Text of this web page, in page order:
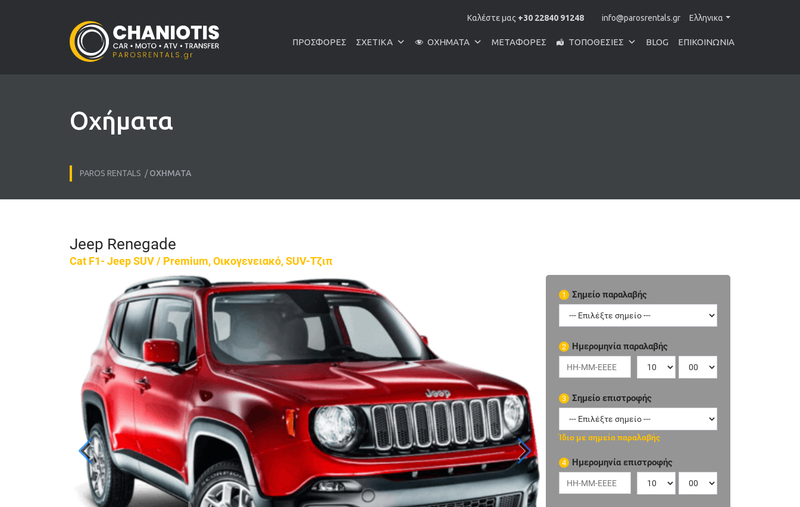
Ελληνικα
info@parosrentals.gr
Καλέστε μας +30 22840 91248
ΠΡΟΣΦΟΡΈΣ ΣΧΕΤΙΚΆ ΟΧΉΜΑΤΑ ΜΕΤΑΦΟΡΕΣ ΤΟΠΟΘΕΣΊΕΣ BLOG ΕΠΙΚΟΙΝΩΝΊΑ
Οχήματα
PAROS RENTALS /ΟΧΉΜΑΤΑ
Jeep Renegade
Cat F1- Jeep SUV / Premium, Οικογενειακό, SUV-Τζιπ
1 Σημείο παραλαβής
2 Ημερομηνία παραλαβής
3 Σημείο επιστροφής
Ίδιο με σημείο παραλαβής
4 Ημερομηνία επιστροφής